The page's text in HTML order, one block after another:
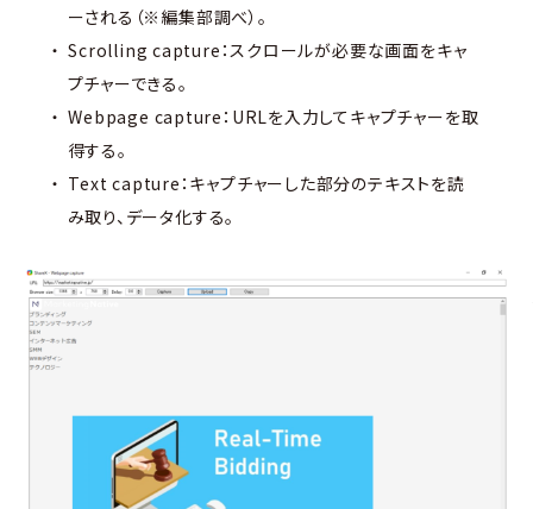
ーされる（※編集部調べ）。
Scrolling capture：スクロールが必要な画面をキャ
プチャーできる。
Webpage capture：URLを入力してキャプチャーを取
得する。
Text capture：キャプチャーした部分のテキストを読
み取り、データ化する。